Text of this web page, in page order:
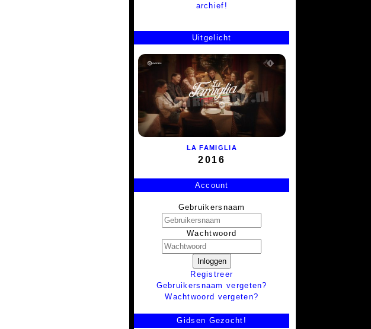
archief!
Uitgelicht
LA FAMIGLIA
2016
Account
Gebruikersnaam
Wachtwoord
Inloggen
Registreer
Gebruikersnaam vergeten?
Wachtwoord vergeten?
Gidsen Gezocht!